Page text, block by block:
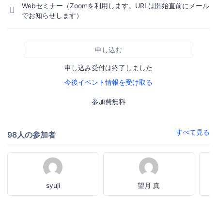
Webセミナー（Zoomを利用します。URLは開始直前にメール
でお知らせします）
申し込む
申し込み受付は終了しました
今後イベント情報を受け取る
参加費無料
98人の参加者 すべて見る
syuji 望月 真